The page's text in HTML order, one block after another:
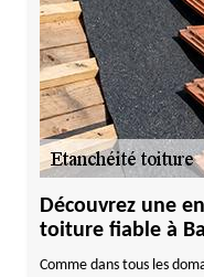
Découvrez une
toiture fiable à
Comme dans tous les